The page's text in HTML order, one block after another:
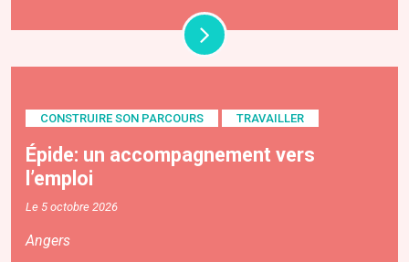
CONSTRUIRE SON PARCOURS TRAVAILLER
Épide: un accompagnement vers
l’emploi
Le 5 octobre 2026
Angers